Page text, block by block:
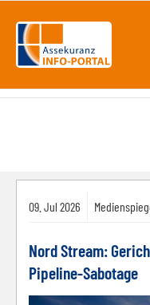
09. Jul 2026
Nord Stream:
Pipeline-Sabotage